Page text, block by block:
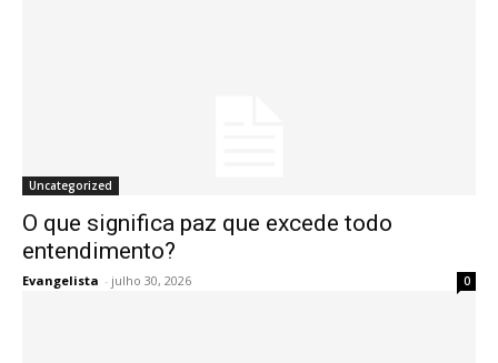
Uncategorized
O que significa paz que excede todo
entendimento?
Evangelista - julho 30, 2026 0